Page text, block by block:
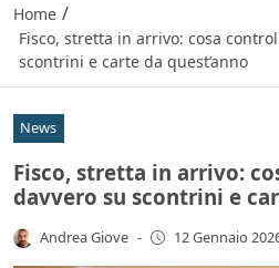
Home /
Fisco, stretta in arrivo: cosa
scontrini e carte da quest’anno
News
Fisco, stretta in arrivo:
davvero su scontrini e
Andrea Giove - 12 Gennaio